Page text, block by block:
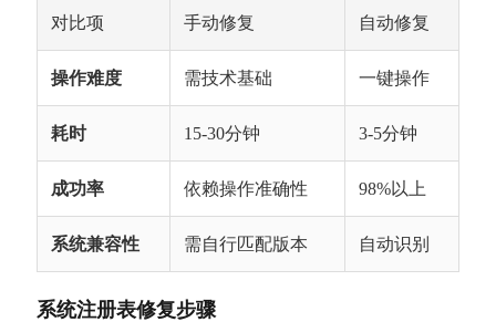
对比项 手动修复 自动修复
操作难度 需技术基础 一键操作
耗时 15-30分钟 3-5分钟
成功率 依赖操作准确性 98%以上
系统兼容性 需自行匹配版本 自动识别
系统注册表修复步骤